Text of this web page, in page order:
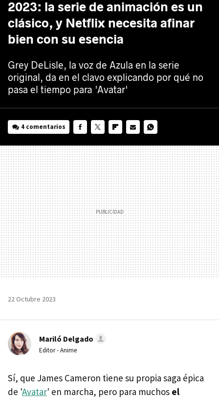
2023: la serie de animación es un
clásico, y Netflix necesita afinar
bien con su esencia
Grey DeLisle, la voz de Azula en la serie
original, da en el clavo explicando por qué no
pasa el tiempo para 'Avatar'
4 comentarios
MAIL
22 Octubre 2023
Mariló Delgado
Editor - Anime
Sí, que James Cameron tiene su propia saga épica
de 'Avatar' en marcha, pero para muchos el